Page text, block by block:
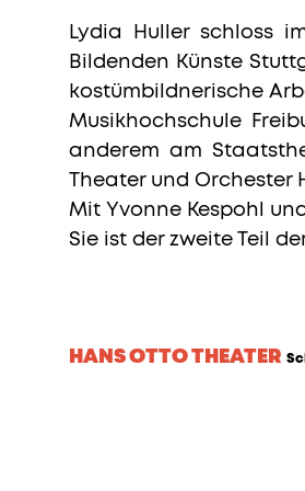
Lydia Huller schloss
Bildenden Künste
kostümbildnerische
Musikhochschule
anderem am
Theater und Orchester
Mit Yvonne Kespohl
Sie ist der zweite Teil
HANS OTTO THEATER